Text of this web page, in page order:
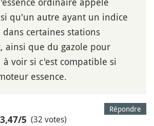
qu'un autre ayant un indice
dans certaines stations
ainsi que du gazole pour
voir si c'est compatible si
essence.
Répondre
3,47/5 (32 votes)